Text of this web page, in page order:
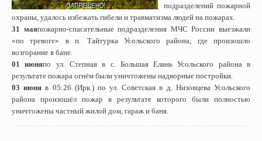
подразделений пожарной
охраны, удалось избежать гибели и травматизма людей на пожарах.
31 маяпожарно-спасательные подразделения МЧС России выезжали
«по тревоге» в п. Тайтурка Усольского района, где произошло
возгорание в бане.
01 июняпо ул. Степная в с. Большая Елань Усольского района в
результате пожара огнём были уничтожены надворные постройки.
03 июня в 05:26 (Ирк.) по ул. Советская в д. Низовцева Усольского
района произошёл пожар в результате которого были полностью
уничтожены частный жилой дом, гараж и баня.